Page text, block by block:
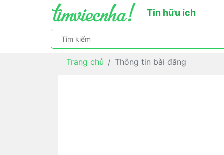
Tin hữu ích
Trang chủ Thông tin bài đăng